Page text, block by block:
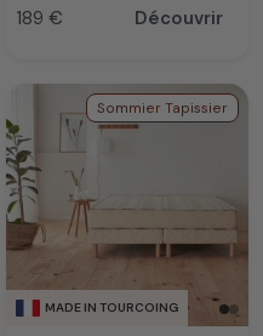
Prix
189 € Découvrir
MADE IN TOURCOING
Sommier Tapissier